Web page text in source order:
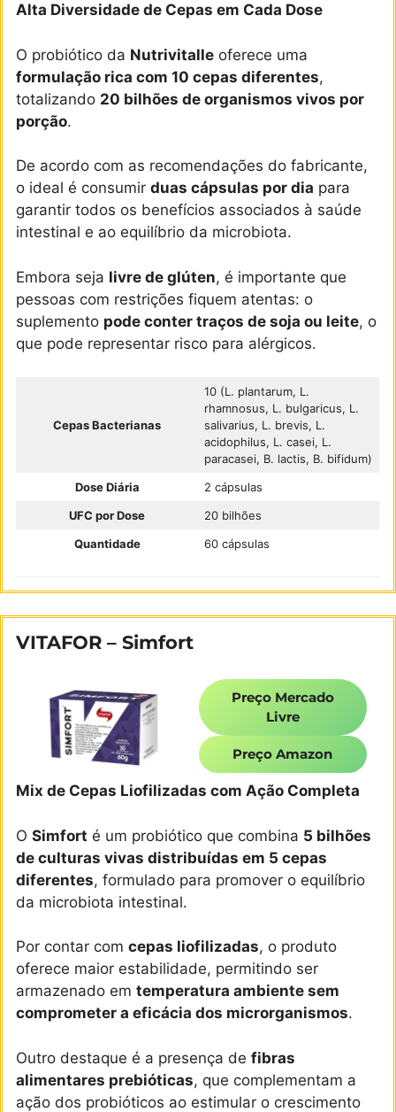
Alta Diversidade de Cepas em Cada Dose
O probiótico da Nutrivitalle oferece uma
formulação rica com 10 cepas diferentes,
totalizando 20 bilhões de organismos vivos por
porção.
De acordo com as recomendações do fabricante,
o ideal é consumir duas cápsulas por dia para
garantir todos os benefícios associados à saúde
intestinal e ao equilíbrio da microbiota.
Embora seja livre de glúten, é importante que
pessoas com restrições fiquem atentas: o
suplemento pode conter traços de soja ou leite, o
que pode representar risco para alérgicos.
Cepas Bacterianas
10 (L. plantarum, L.
rhamnosus, L. bulgaricus, L.
salivarius, L. brevis, L.
acidophilus, L. casei, L.
paracasei, B. lactis, B. bifidum)
Dose Diária
2 cápsulas
UFC por Dose
20 bilhões
Quantidade
60 cápsulas
VITAFOR – Simfort
Preço Mercado
Livre
Preço Amazon
Mix de Cepas Liofilizadas com Ação Completa
O Simfort é um probiótico que combina 5 bilhões
de culturas vivas distribuídas em 5 cepas
diferentes, formulado para promover o equilíbrio
da microbiota intestinal.
Por contar com cepas liofilizadas, o produto
oferece maior estabilidade, permitindo ser
armazenado em temperatura ambiente sem
comprometer a eficácia dos microrganismos.
Outro destaque é a presença de fibras
alimentares prebióticas, que complementam a
ação dos probióticos ao estimular o crescimento